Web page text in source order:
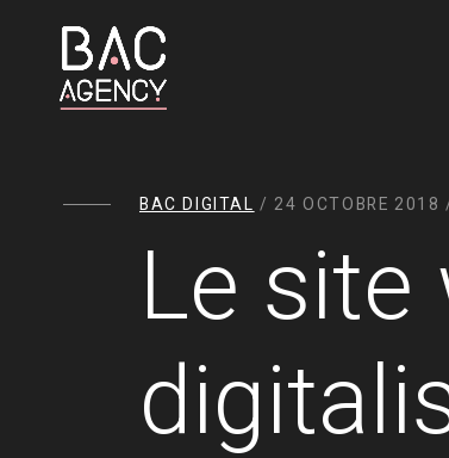
BAC DIGITAL / 24 OCTOBRE
Le